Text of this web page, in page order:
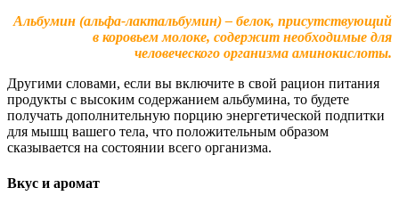
Альбумин (альфа-лактальбумин) – белок, присутствующий
в коровьем молоке, содержит необходимые для
человеческого организма аминокислоты.
Другими словами, если вы включите в свой рацион питания
продукты с высоким содержанием альбумина, то будете
получать дополнительную порцию энергетической подпитки
для мышц вашего тела, что положительным образом
сказывается на состоянии всего организма.
Вкус и аромат